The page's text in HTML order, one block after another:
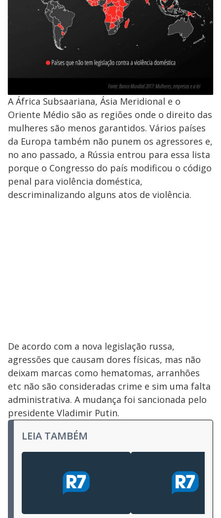
A África Subsaariana, Ásia Meridional e o
Oriente Médio são as regiões onde o direito das
mulheres são menos garantidos. Vários países
da Europa também não punem os agressores e,
no ano passado, a Rússia entrou para essa lista
porque o Congresso do país modificou o código
penal para violência doméstica,
descriminalizando alguns atos de violência.
De acordo com a nova legislação russa,
agressões que causam dores físicas, mas não
deixam marcas como hematomas, arranhões
etc não são consideradas crime e sim uma falta
administrativa. A mudança foi sancionada pelo
presidente Vladimir Putin.
LEIA TAMBÉM